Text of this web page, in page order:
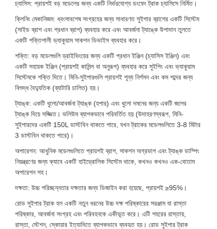
চ্যাসিস: প্রায়শই বড় মডেলের জন্য একটি নির্ভরযোগ্য ডংফেং ট্রাক চ্যাসিসে নির্মিত।
ক্লিনিং মেকানিজম: ধ্বংসাবশেষ সংগ্রহের জন্য সাধারণত সুইপার ব্রাশের একটি সিস্টেম
(সাইড ব্রাশ এবং প্রধান ব্রাশ) ব্যবহার করে এবং আবর্জনা ট্যাঙ্কে উপাদান তুলতে
একটি শক্তিশালী ভ্যাকুয়াম সাকশন ডিভাইস ব্যবহার করে।
শক্তি: বড় মডেলগুলি ড্রাইভিংয়ের জন্য একটি প্রধান ইঞ্জিন (চ্যাসিস ইঞ্জিন) এবং
একটি সহায়ক ইঞ্জিন (প্রায়শই কামিন্স বা অনুরূপ) ব্যবহার করে সুইপিং এবং ভ্যাকুয়াম
সিস্টেমকে শক্তি দিতে। মিনি-সুইপারগুলি প্রায়শই শূন্য নির্গমন এবং কম শব্দের জন্য
বিশুদ্ধ বৈদ্যুতিক (ব্যাটারি চালিত) হয়।
ট্যাঙ্ক: একটি ধুলো/আবর্জনা ট্যাঙ্ক (হপার) এবং ধুলো দমনের জন্য একটি জলের
ট্যাঙ্ক দিয়ে সজ্জিত। ভলিউম ব্যাপকভাবে পরিবর্তিত হয় (উদাহরণস্বরূপ, মিনি-
সুইপারদের একটি 150L ডাস্টবিন থাকতে পারে, যখন ট্রাকের মডেলগুলিতে 3-8 মিটার
3 ডাস্টবিন থাকতে পারে)।
অপারেশন: আধুনিক মডেলগুলিতে প্রায়শই ব্রাশ, সাকশন অগ্রভাগ এবং ট্যাঙ্ক ডাম্পিং
নিয়ন্ত্রণের জন্য ক্যাবে একটি হাইড্রোলিক সিস্টেম থাকে, কখনও কখনও এক-বোতাম
অপারেশন সহ।
দক্ষতা: উচ্চ পরিচ্ছন্নতার দক্ষতার জন্য ডিজাইন করা হয়েছে, প্রায়শই ≥95%।
রোড সুইপার ট্রাক হল একটি নতুন ধরনের উচ্চ দক্ষ পরিষ্কারের সরঞ্জাম যা রাস্তা
পরিষ্কার, আবর্জনা সংগ্রহ এবং পরিবহনকে একীভূত করে। এটি শহরের রাস্তায়,
রাস্তা, স্টেশন, স্কোয়ার ইত্যাদিতে ব্যাপকভাবে ব্যবহৃত হয়। রোড সুইপার ট্রাক